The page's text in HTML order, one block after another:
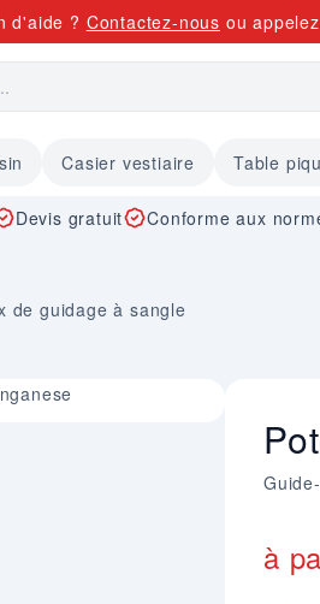
d'aide ? Contactez-nous ou
Casier vestiaire Table
Devis gratuit Conforme aux
de guidage à sangle
à